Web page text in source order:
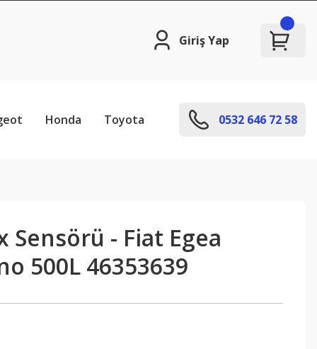
Giriş Yap
Honda Toyota 0532 646 72 58
Sensörü - Fiat Egea
500L 46353639